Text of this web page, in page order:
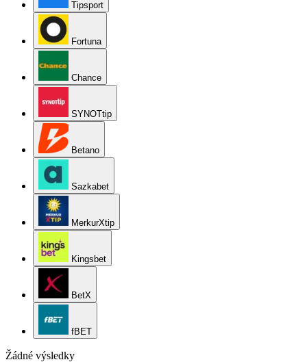
Tipsport
Fortuna
Chance
SYNOTtip
Betano
Sazkabet
MerkurXtip
Kingsbet
BetX
fBET
Žádné výsledky